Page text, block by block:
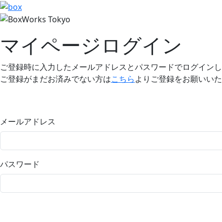
マイページログイン
ご登録時に入力したメールアドレスとパスワードでログイン
ご登録がまだお済みでない方はこちらよりご登録をお願いい
メールアドレス
パスワード